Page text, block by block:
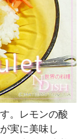
。レモンの酸
実に美味し